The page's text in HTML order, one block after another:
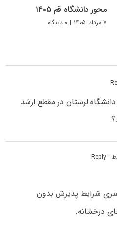
محور دانشگاه قم ۱۴۰۵
۷ مرداد, ۱۴۰۵ | ۰ دیدگاه
لرستان در مقطع ارشد
- Reply
شرایط پذیرش بدون
درخشانه.